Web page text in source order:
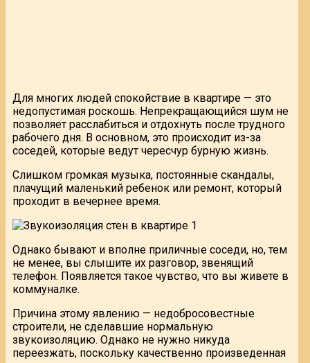
Для многих людей спокойствие в квартире — это
недопустимая роскошь. Непрекращающийся шум не
позволяет расслабиться и отдохнуть после трудного
рабочего дня. В основном, это происходит из-за
соседей, которые ведут чересчур бурную жизнь.
Слишком громкая музыка, постоянные скандалы,
плачущий маленький ребенок или ремонт, который
проходит в вечернее время.
Однако бывают и вполне приличные соседи, но, тем
не менее, вы слышите их разговор, звенящий
телефон. Появляется такое чувство, что вы живете в
коммуналке.
Причина этому явлению — недобросовестные
строители, не сделавшие нормальную
звукоизоляцию. Однако не нужно никуда
переезжать, поскольку качественно произведенная